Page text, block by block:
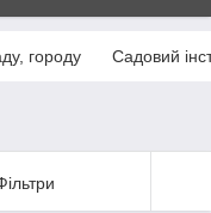
городу Садовий